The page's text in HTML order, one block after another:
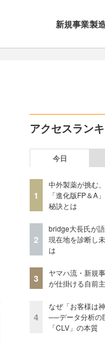
新規事業製
アクセスラン
今日
1
中外製薬が挑む
「進化版FP＆A
秘訣とは
2
bridge大長氏が
現在地を診断し
は
3
ヤマハ流・新規
が仕掛ける自前
4
なぜ「お客様は
──データ分析の
「CLV」の本質